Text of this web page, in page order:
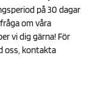
på 30 dagar
om våra
vi dig gärna! För
oss, kontakta